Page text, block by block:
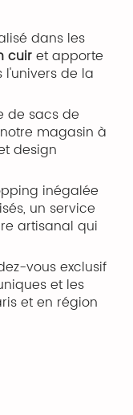
dans les
cuiret apporte
l'univers de la
de sacs de
magasin à
design
inégalée
un service
artisanal qui
vous exclusif
et les
et en région